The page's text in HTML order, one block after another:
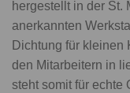
hergestellt in der St.
anerkannten
Dichtung für kleinen
den Mitarbeitern in
steht somit für echte